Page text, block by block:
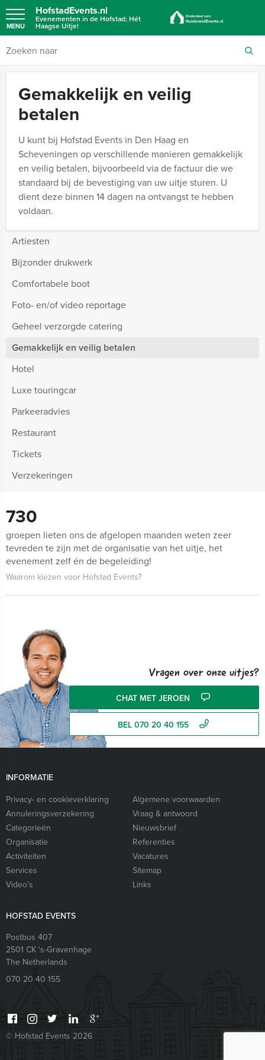
HofstadEvents.nl
Evenementen in de Hofstad; Hét
Haagse Uitje!
MENU
Gemakkelijk en veilig
betalen
U kunt bij Hofstad Events in Den Haag en
Scheveningen op verschillende manieren gemakkelijk
en veilig betalen, bijvoorbeeld via de factuur die we
standaard bij de bevestiging van uw uitje sturen. U
dient deze binnen 14 dagen na ontvangst te hebben
voldaan.
Artiesten
Bijzonder drukwerk
Comfortabele boot
Foto- en/of video reportage
Geheel verzorgde catering
Gemakkelijk en veilig betalen
Hotel
Luxe touringcar
Parkeeradvies
Restaurant
Tickets
Verzekeringen
730
groepen lieten ons de afgelopen maanden weten zeer
tevreden te zijn met de organisatie van het uitje, het
evenement zelf én de begeleiding!
Waarom kiezen voor Hofstad Events?
Vragen over onze uitjes?
CHAT MET JEROEN
BEL 070 20 40 155
INFORMATIE
Privacy- en cookieverklaring
Algemene voorwaarden
Annuleringsverzekering
Vraag & antwoord
Categorieën
Nieuwsbrief
Organisatie
Referenties
Activiteiten
Vacatures
Services
Sitemap
Video’s
Links
HOFSTAD EVENTS
Postbus 407
2501 CK 's-Gravenhage
The Netherlands
070 20 40 155
© Hofstad Events 2026